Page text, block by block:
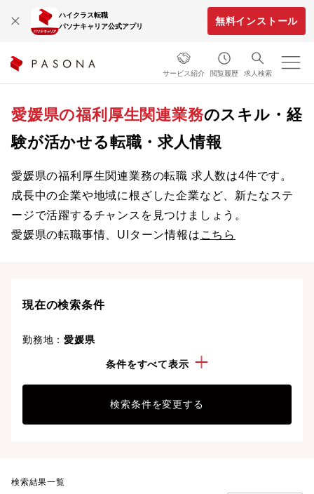
ハイクラス転職
パソナキャリア公式アプリ
無料インストール
サービス紹介 閲覧履歴 求人検索
愛媛県の福利厚生関連業務のスキル・経
験が活かせる転職・求人情報
愛媛県の福利厚生関連業務の転職 求人数は4件です。
成長中の企業や地域に根ざした企業など、新たなステ
ージで活躍するチャンスを見つけましょう。
愛媛県の転職事情、UIターン情報は こちら
現在の検索条件
勤務地：愛媛県
福利厚生関連業務
条件をすべて表示
検索条件を変更する
検索結果一覧